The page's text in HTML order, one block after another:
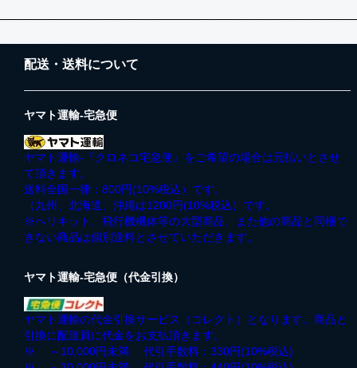
配送・送料について
ヤマト運輸-宅急便
ヤマト運輸-『クロネコ宅急便』をご希望の場合は元払いとさせ
て頂きます。
送料全国一律：800円(10%税込）です。
（九州、北海道、沖縄は1200円(10%税込）です。
※ヘリキット、飛行機機体等の大型商品、また他の商品と同梱で
きない商品は個別送料とさせていただきます。
ヤマト運輸-宅急便（代金引換）
ヤマト運輸の代金引換サービス（コレクト）となります。商品と
引換に配達員に代金をお支払頂きます。
※ ～10,000円未満 代引手数料：330円(10%税込)